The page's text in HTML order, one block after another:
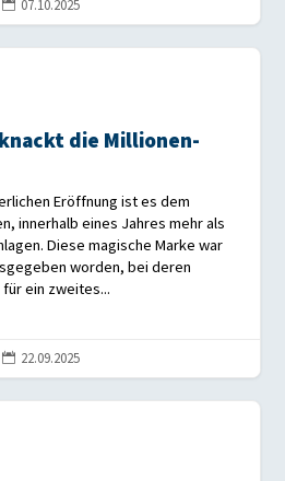
 07.10.2025
die Millionen-
Eröffnung ist es dem
innerhalb eines Jahres mehr als
Diese magische Marke war
worden, bei deren
ein zweites...
 22.09.2025